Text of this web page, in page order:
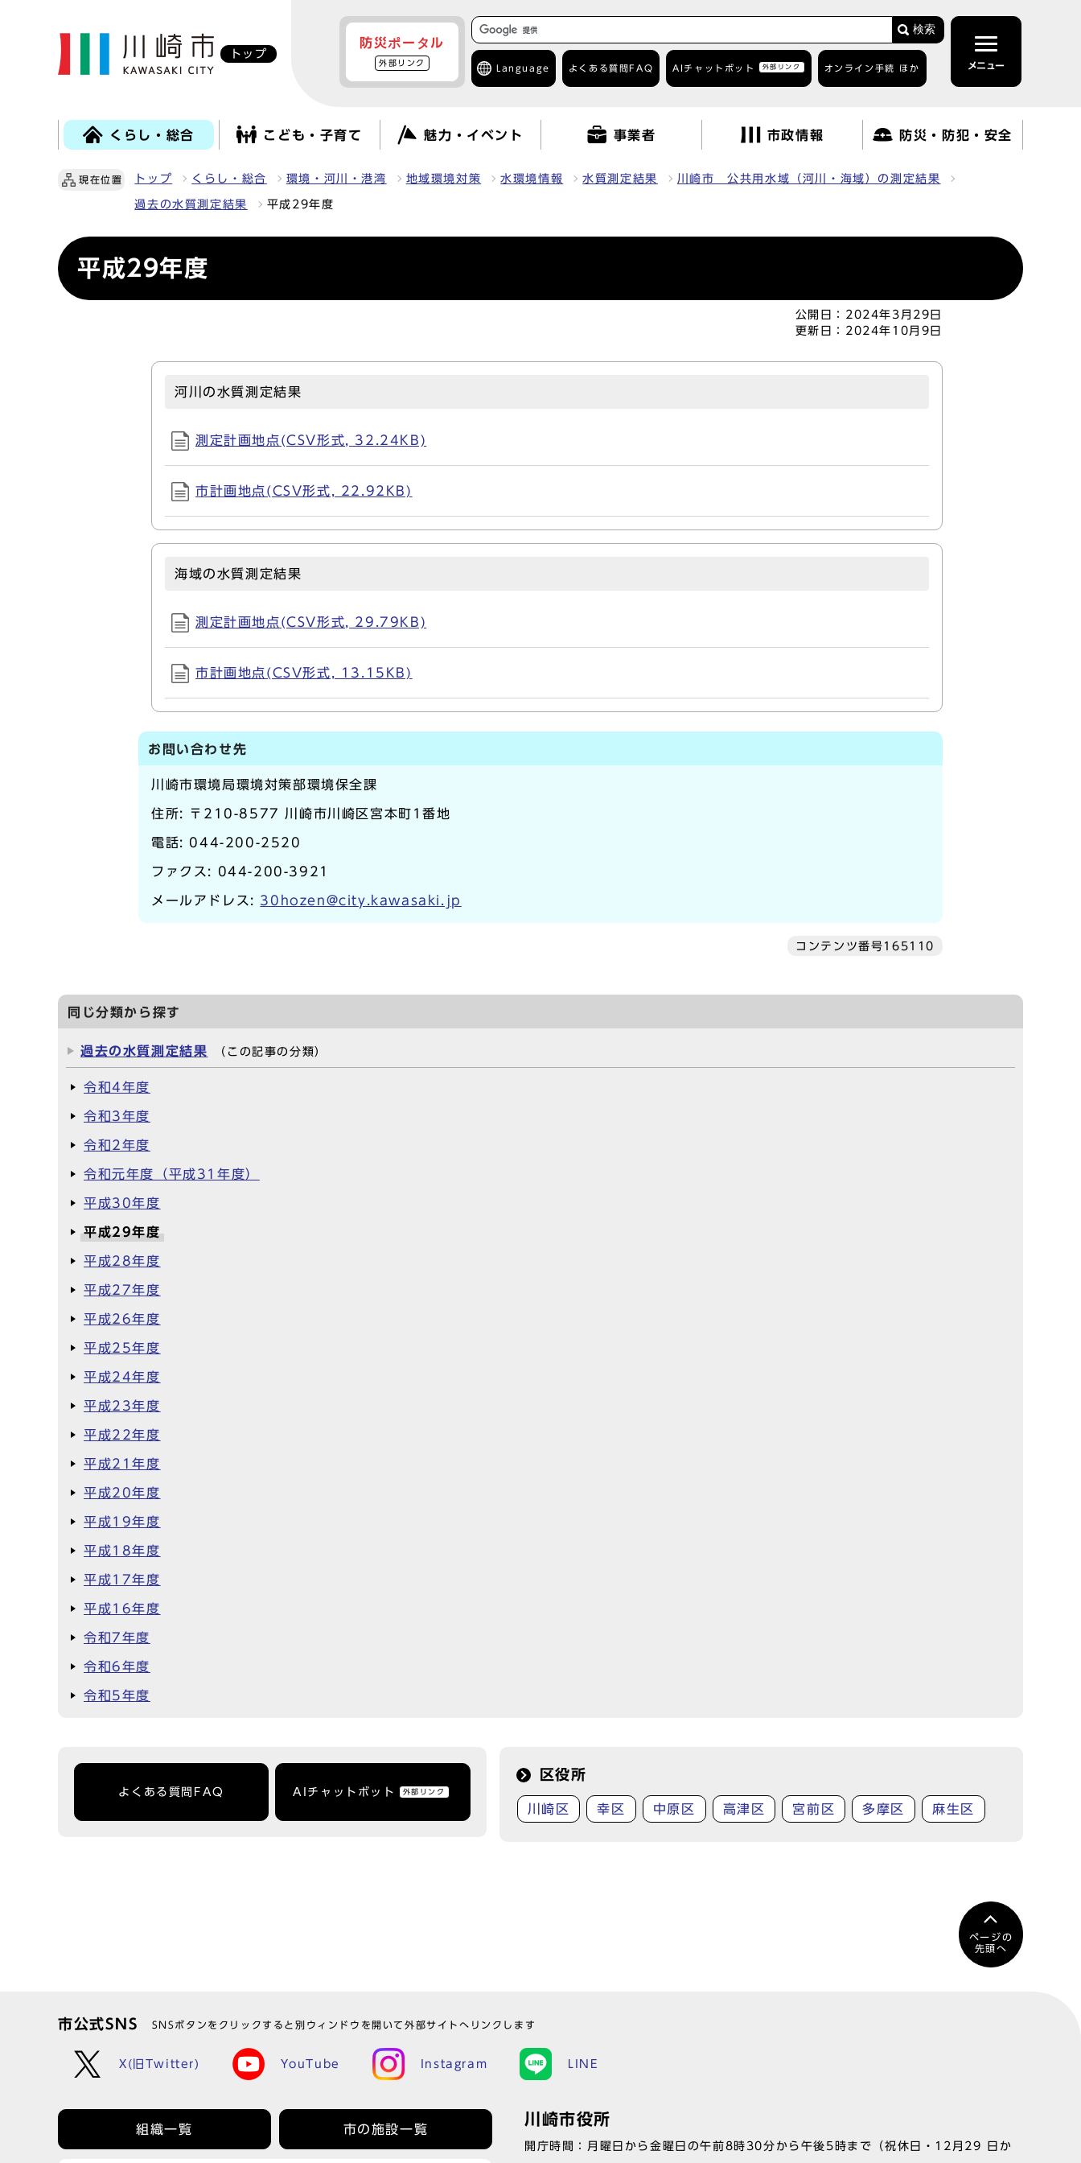
トップ
防災ポータル
外部リンク
検索
Language よくある質問 FAQ AIチャットボット 外部リンク オンライン手続 ほか メニュー
くらし・総合 こども・子育て 魅力・イベント 事業者 市政情報 防災・防犯・安全
現在位置 トップ くらし・総合 環境・河川・港湾 地域環境対策 水環境情報 水質測定結果 川崎市 公共用水域（河川・海域）の測定結果
過去の水質測定結果 平成29年度
平成29年度
公開日： 2024年3月29日
更新日： 2024年10月9日
河川の水質測定結果
測定計画地点(CSV形式, 32.24KB)
市計画地点(CSV形式, 22.92KB)
海域の水質測定結果
測定計画地点(CSV形式, 29.79KB)
市計画地点(CSV形式, 13.15KB)
お問い合わせ先
川崎市環境局環境対策部環境保全課
住所: 〒210-8577 川崎市川崎区宮本町1番地
電話: 044-200-2520
ファクス: 044-200-3921
メールアドレス: 30hozen@city.kawasaki.jp
コンテンツ番号165110
同じ分類から探す
過去の水質測定結果 （この記事の分類）
令和4年度
令和3年度
令和2年度
令和元年度（平成31年度）
平成30年度
平成29年度
平成28年度
平成27年度
平成26年度
平成25年度
平成24年度
平成23年度
平成22年度
平成21年度
平成20年度
平成19年度
平成18年度
平成17年度
平成16年度
令和7年度
令和6年度
令和5年度
よくある質問FAQ AIチャットボット 外部リンク
区役所
川崎区 幸区 中原区 高津区 宮前区 多摩区 麻生区
ページの
先頭へ
市公式SNS SNSボタンをクリックすると別ウィンドウを開いて外部サイトへリンクします
X(旧Twitter) YouTube Instagram LINE
組織一覧 市の施設一覧
川崎市役所
開庁時間：月曜日から金曜日の午前8時30分から午後5時まで（祝休日・12月29 日か